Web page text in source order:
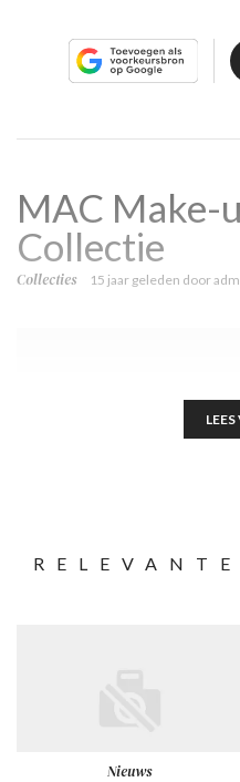
MAC Make-
Collectie
Collecties 15 jaar geleden door
Nieuws